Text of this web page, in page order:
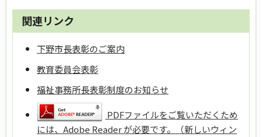
関連リンク
下野市長表彰のご案内
教育委員会表彰
福祉事務所長表彰制度のお知らせ
PDFファイルをご覧いただくため
には、Adobe Reader が必要です。（新しいウィン